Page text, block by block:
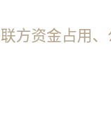
方资金占用、